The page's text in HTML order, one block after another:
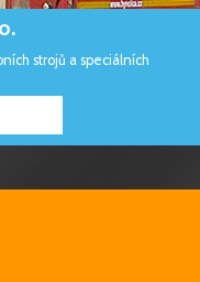
strojů a speciálních